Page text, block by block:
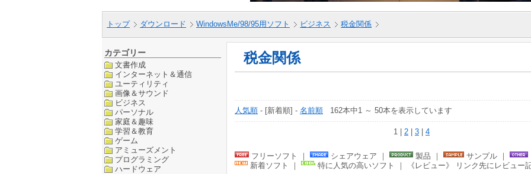
トップ ダウンロード WindowsMe/98/95用ソフト ビジネス 税金関係
カテゴリー
文書作成
インターネット＆通信
ユーティリティ
画像＆サウンド
ビジネス
パーソナル
家庭＆趣味
学習＆教育
ゲーム
アミューズメント
プログラミング
ハードウェア
税金関係
人気順 - [新着順] - 名前順 162本中1 ～ 50本を表示しています
1 | 2 | 3 | 4
フリーソフト ｜ シェアウェア ｜ 製品 ｜ サンプル ｜
新着ソフト ｜
特に人気の高いソフト ｜ 《レビュー》 リンク先にレビュー